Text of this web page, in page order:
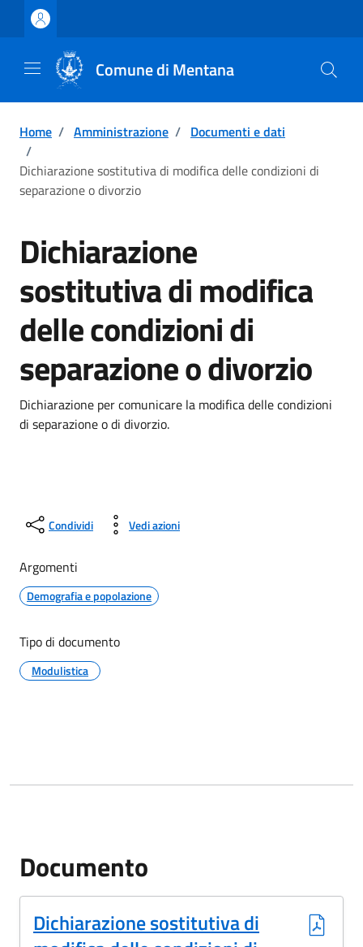
Vai ai contenuti
Vai al footer
Comune di Mentana
Home / Amministrazione / Documenti e dati
/
Dichiarazione sostitutiva di modifica delle condizioni di
separazione o divorzio
Dichiarazione
sostitutiva di modifica
delle condizioni di
separazione o divorzio
Dichiarazione per comunicare la modifica delle condizioni
di separazione o di divorzio.
Condividi Vedi azioni
Argomenti
Demografia e popolazione
Tipo di documento
Modulistica
Documento
Dichiarazione sostitutiva di
(Formato PDF, 0.13 MB)